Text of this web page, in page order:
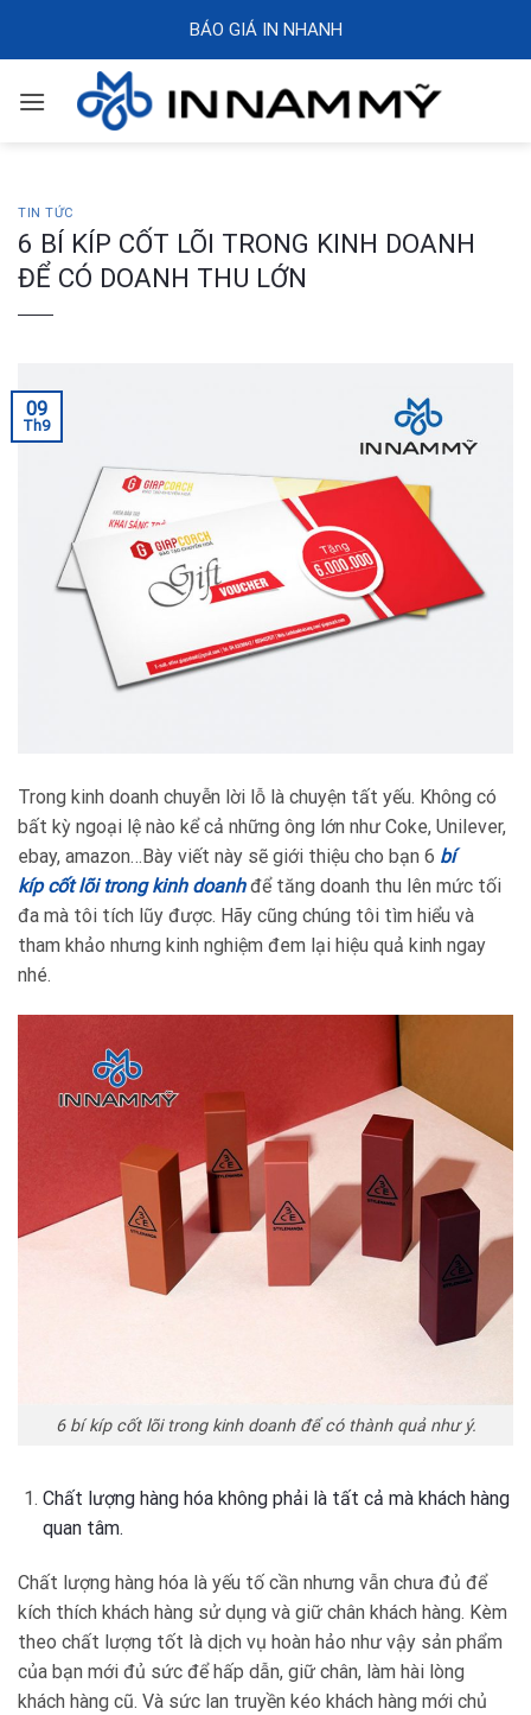
BÁO GIÁ IN NHANH
TIN TỨC
6 BÍ KÍP CỐT LÕI TRONG KINH DOANH
ĐỂ CÓ DOANH THU LỚN
09
Th9
Trong kinh doanh chuyễn lời lỗ là chuyện tất yếu. Không có
bất kỳ ngoại lệ nào kể cả những ông lớn như Coke, Unilever,
ebay, amazon…Bày viết này sẽ giới thiệu cho bạn 6 bí
kíp cốt lõi trong kinh doanhđể tăng doanh thu lên mức tối
đa mà tôi tích lũy được. Hãy cũng chúng tôi tìm hiểu và
tham khảo nhưng kinh nghiệm đem lại hiệu quả kinh ngay
nhé.
6 bí kíp cốt lõi trong kinh doanh để có thành quả như ý.
Chất lượng hàng hóa không phải là tất cả mà khách hàng
quan tâm.
Chất lượng hàng hóa là yếu tố cần nhưng vẫn chưa đủ để
kích thích khách hàng sử dụng và giữ chân khách hàng. Kèm
theo chất lượng tốt là dịch vụ hoàn hảo như vậy sản phẩm
của bạn mới đủ sức để hấp dẫn, giữ chân, làm hài lòng
khách hàng cũ. Và sức lan truyền kéo khách hàng mới chủ